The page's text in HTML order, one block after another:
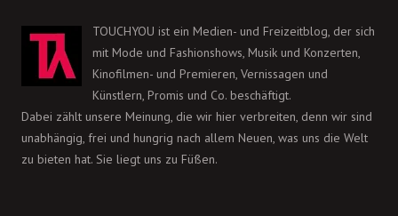
TOUCHYOU ist ein Medien- und Freizeitblog, der sich
mit Mode und Fashionshows, Musik und Konzerten,
Kinofilmen- und Premieren, Vernissagen und
Künstlern, Promis und Co. beschäftigt.
Dabei zählt unsere Meinung, die wir hier verbreiten, denn wir sind
unabhängig, frei und hungrig nach allem Neuen, was uns die Welt
zu bieten hat. Sie liegt uns zu Füßen.